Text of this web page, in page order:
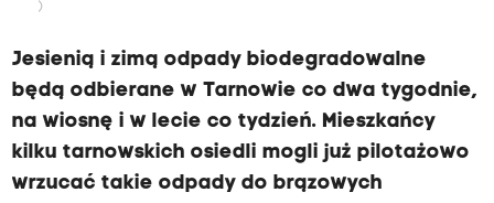
)
Jesienią i zimą odpady biodegradowalne
będą odbierane w Tarnowie co dwa tygodnie,
na wiosnę i w lecie co tydzień. Mieszkańcy
kilku tarnowskich osiedli mogli już pilotażowo
wrzucać takie odpady do brązowych